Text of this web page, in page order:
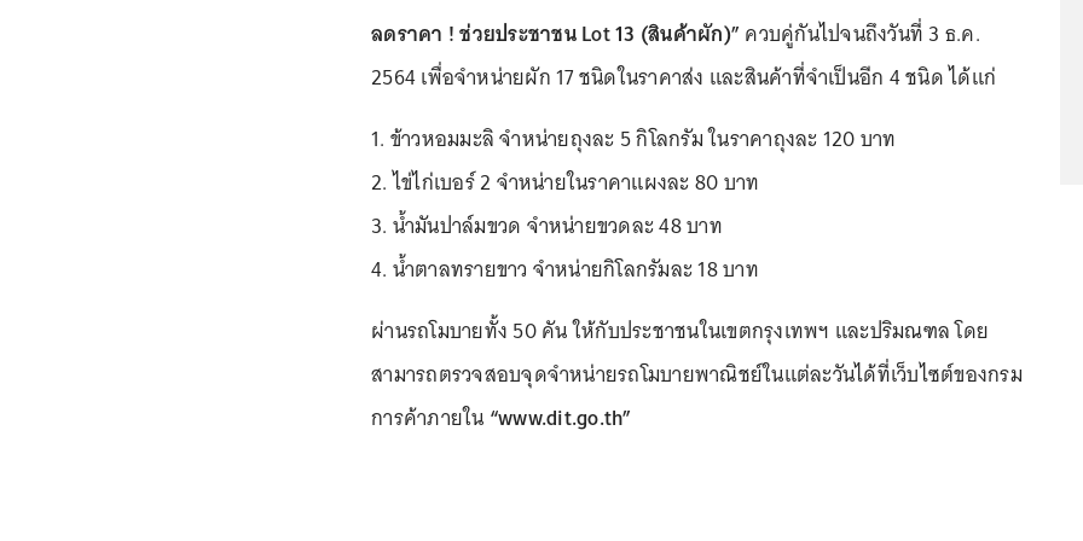
ลดราคา ! ช่วยประชาชน Lot 13 (สินค้าผัก)” ควบคู่กันไปจนถึงวันที่ 3 ธ.ค.
2564 เพื่อจำหน่ายผัก 17 ชนิดในราคาส่ง และสินค้าที่จำเป็นอีก 4 ชนิด ได้แก่
1. ข้าวหอมมะลิ จำหน่ายถุงละ 5 กิโลกรัม ในราคาถุงละ 120 บาท
2. ไข่ไก่เบอร์ 2 จำหน่ายในราคาแผงละ 80 บาท
3. น้ำมันปาล์มขวด จำหน่ายขวดละ 48 บาท
4. น้ำตาลทรายขาว จำหน่ายกิโลกรัมละ 18 บาท
ผ่านรถโมบายทั้ง 50 คัน ให้กับประชาชนในเขตกรุงเทพฯ และปริมณฑล โดย
สามารถตรวจสอบจุดจำหน่ายรถโมบายพาณิชย์ในแต่ละวันได้ที่เว็บไซต์ของกรม
การค้าภายใน “www.dit.go.th”